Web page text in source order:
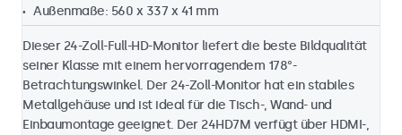
Außenmaße: 560 x 337 x 41 mm
Dieser 24-Zoll-Full-HD-Monitor liefert die beste Bildqualität
seiner Klasse mit einem hervorragendem 178°-
Betrachtungswinkel. Der 24-Zoll-Monitor hat ein stabiles
Metallgehäuse und ist ideal für die Tisch-, Wand- und
Einbaumontage geeignet. Der 24HD7M verfügt über HDMI-,